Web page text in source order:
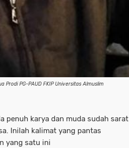
Prodi PG-PAUD FKIP Universitas Almuslim
penuh karya dan muda sudah sarat
Inilah kalimat yang pantas
yang satu ini